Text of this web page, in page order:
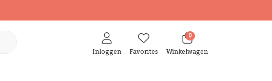
Inloggen Favorites
0
Winkelwagen